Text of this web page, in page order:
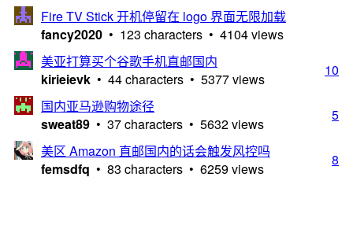
Fire TV Stick 开机停留在 logo 界面无限加载
fancy2020 • 123 characters • 4104 views
美亚打算买个谷歌手机直邮国内
kirieievk • 44 characters • 5377 views
10
国内亚马逊购物途径
sweat89 • 37 characters • 5632 views
5
美区 Amazon 直邮国内的话会触发风控吗
femsdfq • 83 characters • 6259 views
8